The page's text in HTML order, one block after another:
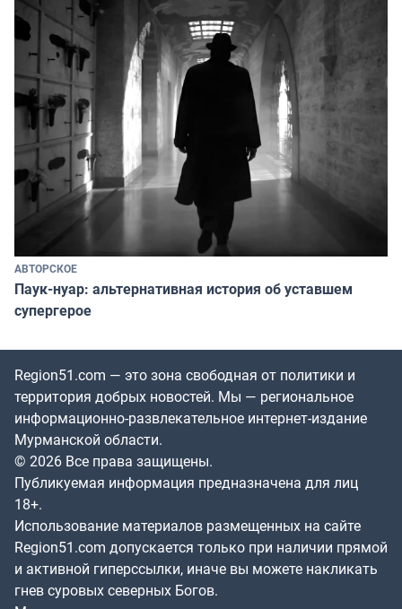
АВТОРСКОЕ
Паук-нуар: альтернативная история об уставшем
супергерое
Region51.com — это зона свободная от политики и
территория добрых новостей. Мы — региональное
информационно-развлекательное интернет-издание
Мурманской области.
© 2026 Все права защищены.
Публикуемая информация предназначена для лиц
18+.
Использование материалов размещенных на сайте
Region51.com допускается только при наличии прямой
и активной гиперссылки, иначе вы можете накликать
гнев суровых северных Богов.